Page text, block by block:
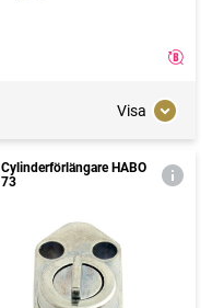
Visa
Cylinderförlängare HABO
73